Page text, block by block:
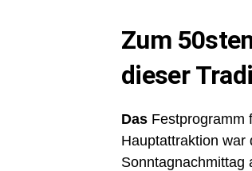
Zum
dieser
Das Festprogramm
Hauptattraktion war
Sonntagnachmittag